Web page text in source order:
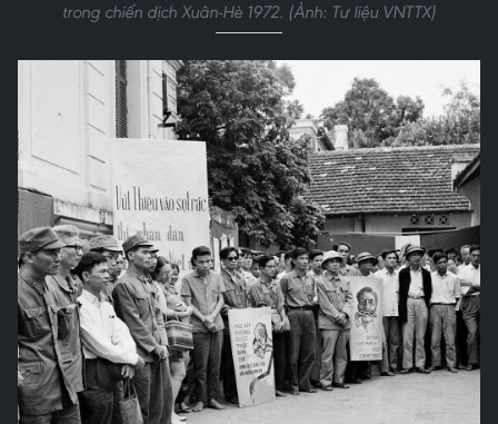
trong chiến dịch Xuân-Hè 1972. (Ảnh: Tư liệu VNTTX)